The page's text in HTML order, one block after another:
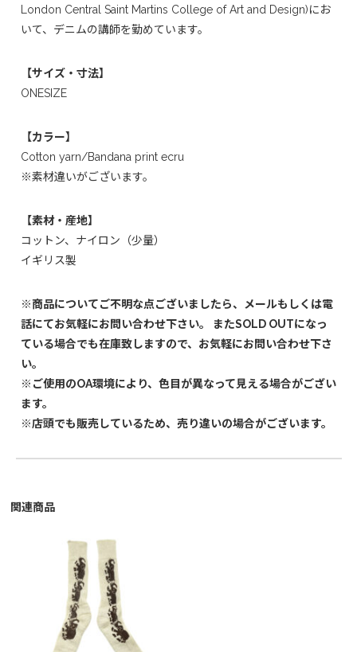
London Central Saint Martins College of Art and Design)にお
いて、デニムの講師を勤めています。
【サイズ・寸法】
ONESIZE
【カラー】
Cotton yarn/Bandana print ecru
※素材違いがございます。
【素材・産地】
コットン、ナイロン（少量）
イギリス製
※商品についてご不明な点ございましたら、メールもしくは電
話にてお気軽にお問い合わせ下さい。 またSOLD OUTになっ
ている場合でも在庫致しますので、お気軽にお問い合わせ下さ
い。
※ご使用のOA環境により、色目が異なって見える場合がござい
ます。
※店頭でも販売しているため、売り違いの場合がございます。
関連商品